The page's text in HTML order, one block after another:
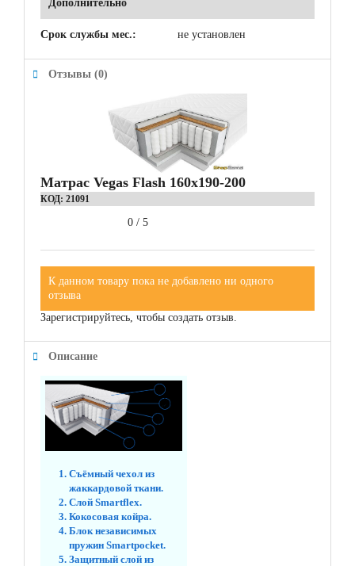
Дополнительно
Срок службы мес.: не установлен
Отзывы (0)
Матрас Vegas Flash 160x190-200
КОД: 21091
0 / 5
К данном товару пока не добавлено ни одного
отзыва
Зарегистрируйтесь, чтобы создать отзыв.
Описание
Съёмный чехол из
жаккардовой ткани.
Слой Smartflex.
Кокосовая койра.
Блок независимых
пружин Smartpocket.
Защитный слой из